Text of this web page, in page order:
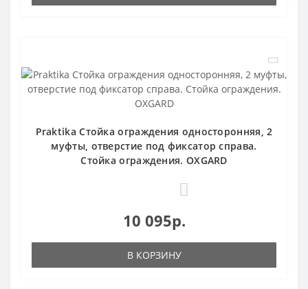
Praktika Стойка ограждения односторонняя, 2
муфты, отверстие под фиксатор справа.
Стойка ограждения. OXGARD
10 095р.
В КОРЗИНУ